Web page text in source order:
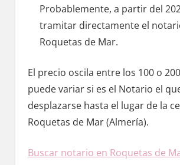
Probablemente, а partir del
tramitar directamente el
Roquetas dе Mar.
El precio oscila entre los 100 ο
puede variar ѕi es el Notario el
desplazarse hasta el lugar dе la
Roquetas dе Mar (Almería).
Buscar notario en Roquetas dе